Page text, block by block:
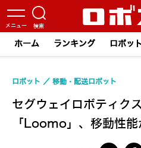
ホーム ランキング ロボッ
セグウェイロボティク
「Loomo」、移動性能
ロボット 移動・配送ロボット